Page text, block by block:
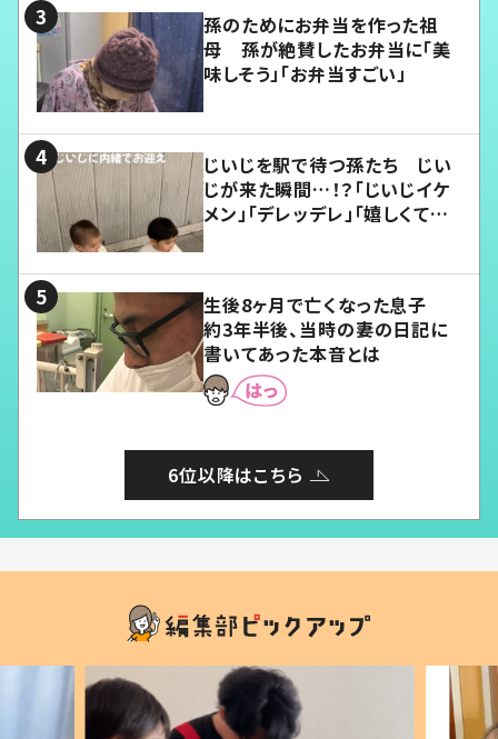
孫のためにお弁当を作った祖
母 孫が絶賛したお弁当に「美
味しそう」「お弁当すごい」
じいじを駅で待つ孫たち じい
じが来た瞬間…！？「じいじイケ
メン」「デレッデレ」「嬉しくて可
生後8ヶ月で亡くなった息子
約3年半後、当時の妻の日記に
書いてあった本音とは
6位以降はこちら